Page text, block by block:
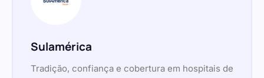
Sulamérica
Tradição, confiança e cobertura em hospitais de